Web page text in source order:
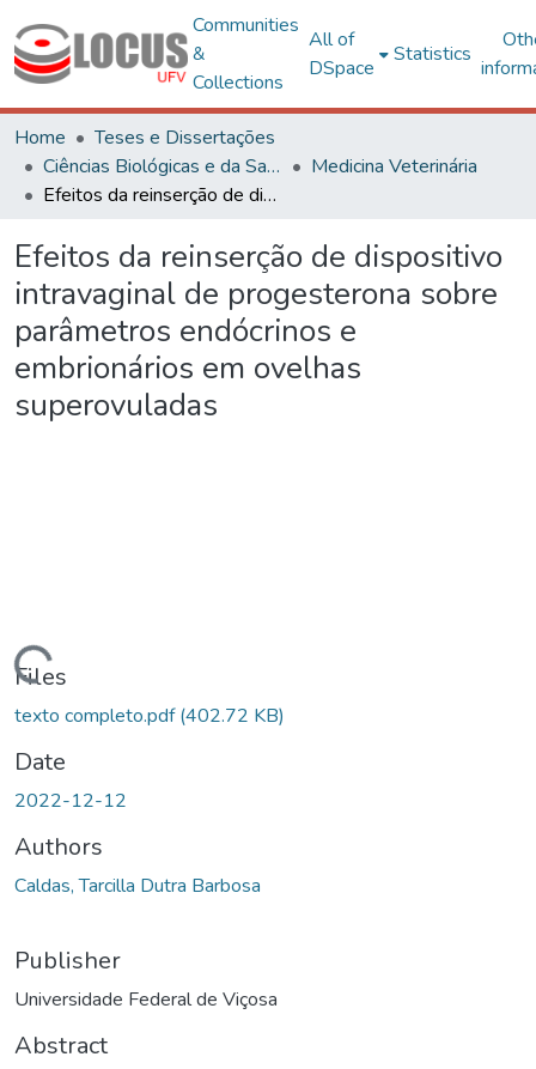
Communities
&
Collections
All of
DSpace
Statistics
Home
Teses e Dissertações
Ciências Biológicas e da Saúde
Medicina Veterinária
Efeitos da reinserção de dispositivo intravaginal de progesterona sobre parâmetros endócrinos e embrionários em ovelhas superovuladas
Efeitos da reinserção de dispositivo
intravaginal de progesterona sobre
parâmetros endócrinos e
embrionários em ovelhas
superovuladas
Files
texto completo.pdf(402.72 KB)
Date
2022-12-12
Authors
Caldas, Tarcilla Dutra Barbosa
Publisher
Universidade Federal de Viçosa
Abstract